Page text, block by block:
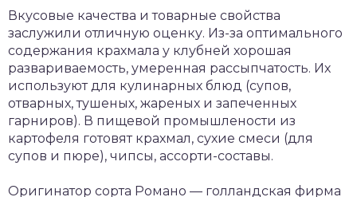
Вкусовые качества и товарные свойства
заслужили отличную оценку. Из-за оптимального
содержания крахмала у клубней хорошая
развариваемость, умеренная рассыпчатость. Их
используют для кулинарных блюд (супов,
отварных, тушеных, жареных и запеченных
гарниров). В пищевой промышлености из
картофеля готовят крахмал, сухие смеси (для
супов и пюре), чипсы, ассорти-составы.
Оригинатор сорта Романо — голландская фирма